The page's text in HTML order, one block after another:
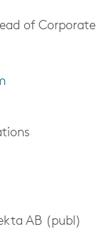
of Corporate
AB (publ)